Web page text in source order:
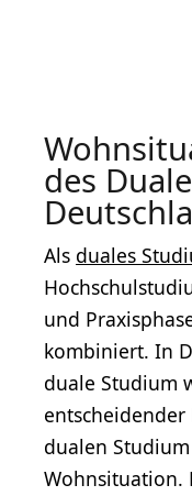
des
Als duales
und
kombiniert. In
duale Studium
dualen
Wohnsituation.